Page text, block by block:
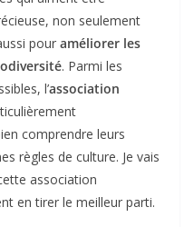
non seulement
pour améliorer les
. Parmi les
l’association
comprendre leurs
règles de culture. Je vais
association
en tirer le meilleur parti.